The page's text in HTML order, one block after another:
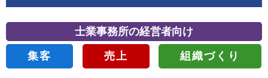
士業事務所の経営者向け
集客 売上 組織づくり